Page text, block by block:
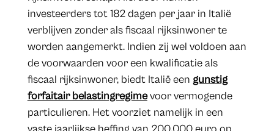
investeerders tot 182 dagen per jaar in Italië
verblijven zonder als fiscaal rijksinwoner te
worden aangemerkt. Indien zij wel voldoen aan
de voorwaarden voor een kwalificatie als
fiscaal rijksinwoner, biedt Italië een gunstig
forfaitair belastingregimevoor vermogende
particulieren. Het voorziet namelijk in een